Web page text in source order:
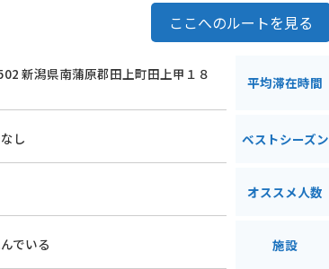
ここへのルートを見る
新潟県南蒲原郡田上町田上甲１８
平均滞在時間
し ベストシーズン
オススメ人数
でいる 施設